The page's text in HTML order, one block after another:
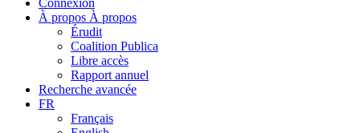
À propos À propos
Érudit
Coalition Publica
Libre accès
Rapport annuel
Recherche avancée
FR
Français